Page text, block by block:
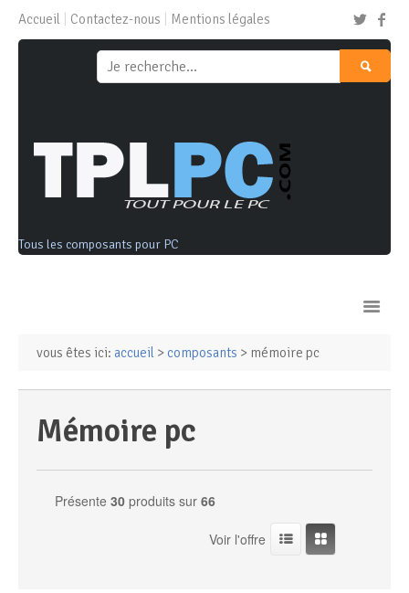
Accueil Contactez-nous Mentions légales
Tous les composants pour PC
Ordinateurs & Tablettes
PC portable
Alimentation PC
Périphériques & Réseaux
vous êtes ici: accueil > composants > mémoire pc
mémoire pc
Présente 30 produits sur 66
Voir l'offre